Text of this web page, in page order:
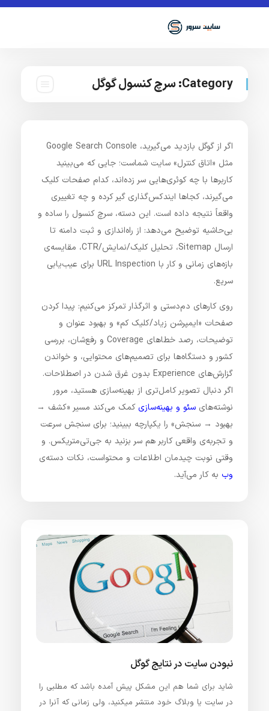
Category: سرچ کنسول گوگل
اگر از گوگل بازدید می‌گیرید، Google Search Console
مثل «اتاق کنترل» سایت شماست؛ جایی که می‌بینید
کاربرها با چه کوئری‌هایی سر زده‌اند، کدام صفحات کلیک
می‌گیرند، کجاها ایندکس‌گذاری گیر کرده و چه تغییری
واقعاً نتیجه داده است. این دسته، سرچ کنسول را ساده و
بی‌حاشیه توضیح می‌دهد: از راه‌اندازی و ثبت دامنه تا
ارسال Sitemap، تحلیل کلیک/نمایش/CTR، مقایسه‌ی
بازه‌های زمانی و کار با URL Inspection برای عیب‌یابی
سریع.
روی کارهای دم‌دستی و اثرگذار تمرکز می‌کنیم: پیدا کردن
صفحات «ایمپرشن زیاد/کلیک کم» و بهبود عنوان و
توضیحات، رصد خطاهای Coverage و رفع‌شان، بررسی
کشور و دستگاه‌ها برای تصمیم‌های محتوایی، و خواندن
گزارش‌های Experience بدون غرق شدن در اصطلاحات.
اگر دنبال تصویر کامل‌تری از بهینه‌سازی هستید، مرور
نوشته‌های سئو و بهینه‌سازیکمک می‌کند مسیر «کشف →
بهبود → سنجش» را یکپارچه ببینید؛ برای سنجش سرعت
و تجربه‌ی واقعی کاربر هم سر بزنید به جی‌تی‌متریکس. و
وقتی نوبت چیدمان اطلاعات و محتواست، نکات دسته‌ی
وب به کار می‌آید.
نبودن سایت در نتایج گوگل
شاید برای شما هم این مشکل پیش آمده باشد که مطلبی را
در سایت یا وبلاگ خود منتشر میکنید، ولی زمانی که آنرا در